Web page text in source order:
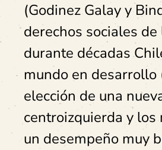
(Godinez Galay y
derechos sociales
durante décadas
mundo en
elección de una
centroizquierda y
un desempeño muy